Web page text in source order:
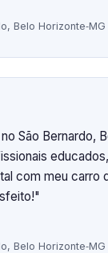
Belo Horizonte‑MG
São Bernardo,
com meu carro
Belo Horizonte‑MG